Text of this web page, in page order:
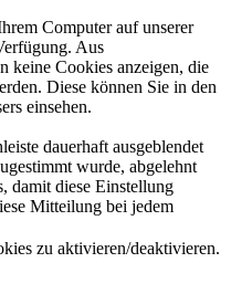
Computer auf unserer
Aus
keine Cookies anzeigen, die
Diese können Sie in den
einsehen.
dauerhaft ausgeblendet
wurde, abgelehnt
damit diese Einstellung
Mitteilung bei jedem
zu aktivieren/deaktivieren.